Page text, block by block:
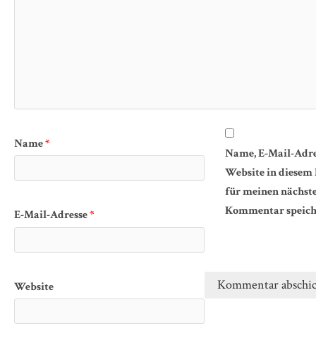
Name*
E-Mail-Adresse*
Website
Name, E-Mail-
Website in diesem
für meinen
Kommentar